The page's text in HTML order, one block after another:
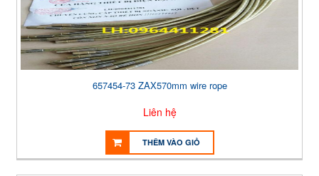
657454-73 ZAX570mm wire rope
Liên hệ
THÊM VÀO GIỎ